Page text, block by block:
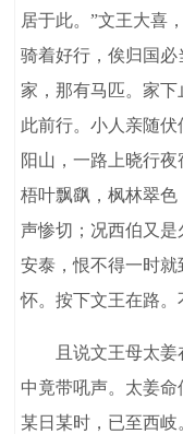
居于此。”文王大喜
骑着好行，俟归国必
家，那有马匹。家
此前行。小人亲随
阳山，一路上晓行夜
梧叶飘飖，枫林翠
声惨切；况西伯又
安泰，恨不得一时
怀。按下文王在路。
且说文王母太姜
中竟带吼声。太姜
某日某时，已至西岐